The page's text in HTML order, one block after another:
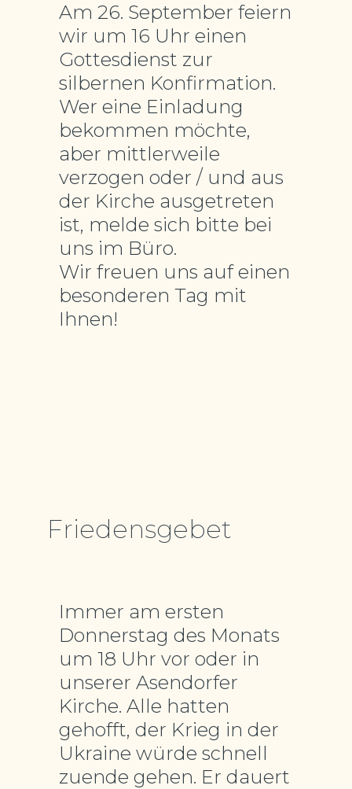
Am 26. September feiern
wir um 16 Uhr einen
Gottesdienst zur
silbernen Konfirmation.
Wer eine Einladung
bekommen möchte,
aber mittlerweile
verzogen oder / und aus
der Kirche ausgetreten
ist, melde sich bitte bei
uns im Büro.
Wir freuen uns auf einen
besonderen Tag mit
Ihnen!
Friedensgebet
Immer am ersten
Donnerstag des Monats
um 18 Uhr vor oder in
unserer Asendorfer
Kirche. Alle hatten
gehofft, der Krieg in der
Ukraine würde schnell
zuende gehen. Er dauert